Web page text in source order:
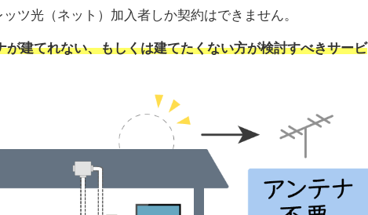
ツ光（ネット）加入者しか契約はできません。
が建てれない、もしくは建てたくない方が検討すべきサービ